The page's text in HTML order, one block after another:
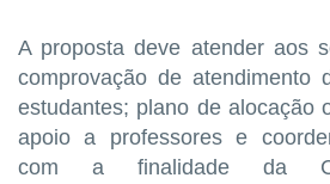
A proposta deve atender aos
comprovação de atendimento
estudantes; plano de alocação
apoio a professores e
com a finalidade da